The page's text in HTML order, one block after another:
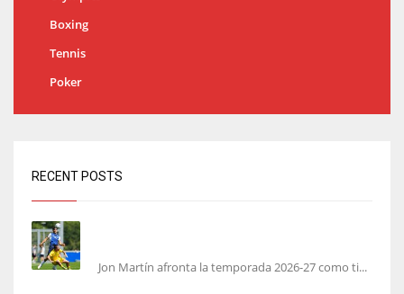
Boxing
Tennis
Poker
RECENT POSTS
Jon Martín afronta la temporada 2026-27 como ti...